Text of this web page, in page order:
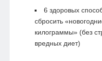
6 здоровых
сбросить
килограммы» (без
вредных диет)